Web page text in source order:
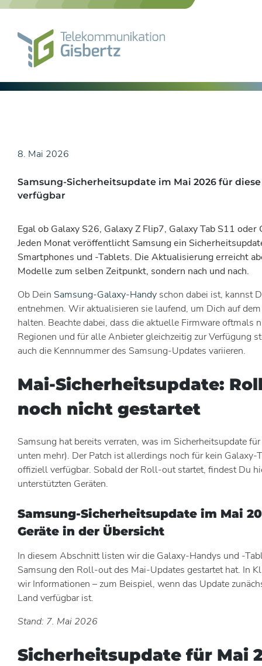
Skip
8. Mai 2026
Samsung-Sicherheitsupdate im Mai 2026 für
verfügbar
Egal ob Galaxy S26, Galaxy Z Flip7, Galaxy Tab S11 oder
Jeden Monat veröffentlicht Samsung ein
Smartphones und -Tablets. Die Aktualisierung erreicht
Modelle zum selben Zeitpunkt, sondern nach und nach.
Ob Dein Samsung-Galaxy-Handy schon dabei ist, kannst
entnehmen. Wir aktualisieren sie laufend, um Dich auf
halten. Beachte dabei, dass die aktuelle Firmware oftmals
Regionen und für alle Anbieter gleichzeitig zur Verfügung
auch die Kennnummer des Samsung-Updates variieren.
Mai-Sicherheitsupdate:
noch nicht gestartet
Samsung hat bereits verraten, was im Sicherheitsupdate
unten mehr). Der Patch ist allerdings noch für kein Galaxy-
offiziell verfügbar. Sobald der Roll-out startet, findest Du
unterstützten Geräten.
Samsung-Sicherheitsupdate im Mai
Geräte in der Übersicht
In diesem Abschnitt listen wir die Galaxy-Handys und -
Samsung den Roll-out des Mai-Updates gestartet hat. In
wir Informationen – zum Beispiel, wenn das Update
Land verfügbar ist.
Stand: 7. Mai 2026
Sicherheitsupdate für Mai